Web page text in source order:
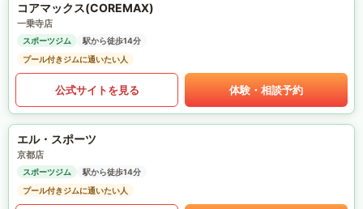
コアマックス(COREMAX)
一乗寺店
スポーツジム
駅から徒歩14分
プール付きジムに通いたい人
公式サイトを見る 体験・相談予約
エル・スポーツ
京都店
スポーツジム
駅から徒歩14分
プール付きジムに通いたい人